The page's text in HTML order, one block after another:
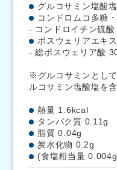
グルコサミン塩酸
コンドロムコ多糖
- コンドロイチン硫
ボスウェリアエキ
- 総ボスウェリア酸
※グルコサミンとし
ルコサミン塩酸塩を
熱量 1.6kcal
タンパク質 0.11g
脂質 0.04g
炭水化物 0.2g
(食塩相当量